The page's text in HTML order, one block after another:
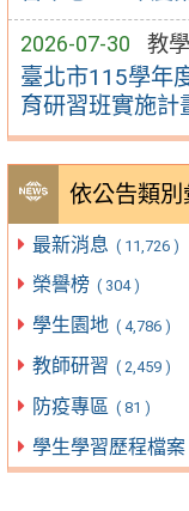
2026-07-30 教
臺北市115學年
育研習班實施計
依公告類別
最新消息 ( 11,726 )
榮譽榜 ( 304 )
學生園地 ( 4,786 )
教師研習 ( 2,459 )
防疫專區 ( 81 )
學生學習歷程檔案